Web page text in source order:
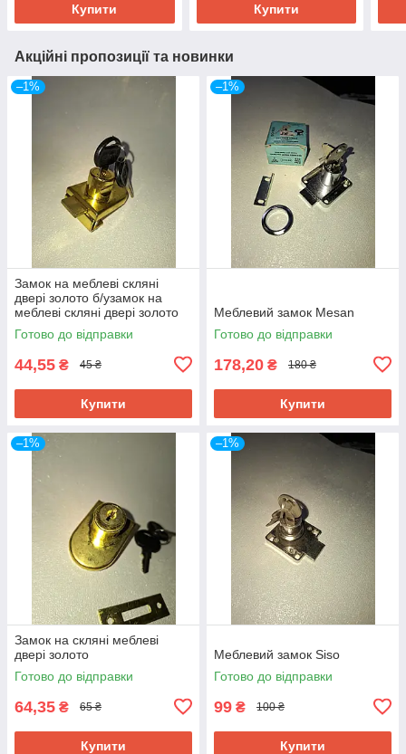
Купити Купити
Акційні пропозиції та новинки
–1%
Замок на меблеві скляні
двері золото б/узамок на
меблеві скляні двері золото
б/у
Готово до відправки
44,55 ₴ 45 ₴
Купити
–1%
Меблевий замок Mesan
Готово до відправки
178,20 ₴ 180 ₴
Купити
–1%
Замок на скляні меблеві
двері золото
Готово до відправки
64,35 ₴ 65 ₴
Купити
–1%
Меблевий замок Siso
Готово до відправки
99 ₴ 100 ₴
Купити